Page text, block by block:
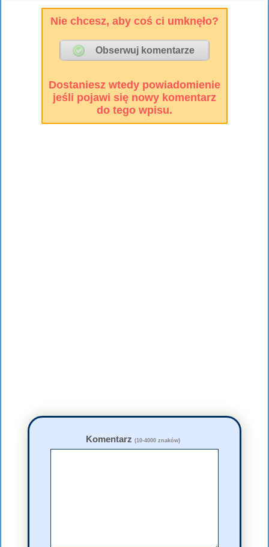
Nie chcesz, aby coś ci umknęło?
Dostaniesz wtedy powiadomienie
jeśli pojawi się nowy komentarz
do tego wpisu.
Komentarz (10-4000 znaków)